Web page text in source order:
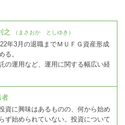
之 （まさおか としゆき）
年3月の退職までＭＵＦＧ資産形成
る。
の運用など、運用に関する幅広い経
者
資に興味はあるものの、何から始め
ず始められていない。投資について